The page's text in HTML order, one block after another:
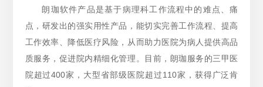
朗珈软件产品是基于病理科工作流程中的难点、痛
点，研发出的强实用性产品，能切实完善工作流程、提高
工作效率、降低医疗风险，从而助力医院为病人提供高品
质服务，促进院内精细化管理。目前，朗珈服务的三甲医
院超过400家，大型省部级医院超过110家，获得广泛肯